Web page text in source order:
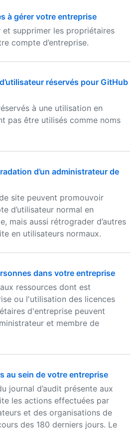
à gérer votre entreprise
supprimer les propriétaires
compte d’entreprise.
réservés pour GitHub
à une utilisation en
pas être utilisés comme noms
d’un administrateur de
site peuvent promouvoir
d’utilisateur normal en
mais aussi rétrograder d’autres
en utilisateurs normaux.
dans votre entreprise
ressources dont est
ou l'utilisation des licences
d'entreprise peuvent
et membre de
au sein de votre entreprise
journal d’audit présente aux
les actions effectuées par
et des organisations de
des 180 derniers jours. Le